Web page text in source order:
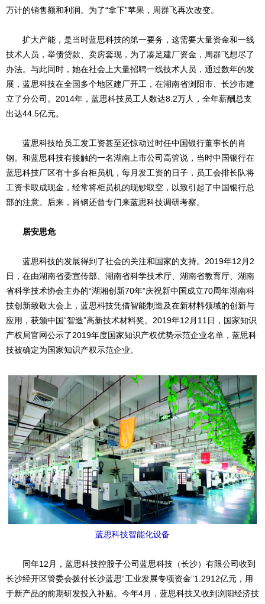
万计的销售额和利润。为了“拿下”苹果，周群飞再次改变。
扩大产能，是当时蓝思科技的第一要务，这需要大量资金和一线
技术人员，举债贷款、卖房套现，为了凑足建厂资金，周群飞想尽了
办法。与此同时，她在社会上大量招聘一线技术人员，通过数年的发
展，蓝思科技在全国多个地区建厂开工，在湖南省浏阳市、长沙市建
立了分公司。2014年，蓝思科技员工人数达8.2万人，全年薪酬总支
出达44.5亿元。
蓝思科技给员工发工资甚至还惊动过时任中国银行董事长的肖
钢。和蓝思科技有接触的一名湖南上市公司高管说，当时中国银行在
蓝思科技厂区有十多台柜员机，每月发工资的日子，员工会排长队将
工资卡取成现金，经常将柜员机的现钞取空，以致引起了中国银行总
部的注意。后来，肖钢还曾专门来蓝思科技调研考察。
居安思危
蓝思科技的发展得到了社会的关注和国家的支持。2019年12月2
日，在由湖南省委宣传部、湖南省科学技术厅、湖南省教育厅、湖南
省科学技术协会主办的“湖湘创新70年”庆祝新中国成立70周年湖南科
技创新致敬大会上，蓝思科技凭借智能制造及在新材料领域的创新与
应用，获颁中国“智造”高新技术材料奖。2019年12月11日，国家知识
产权局官网公示了2019年度国家知识产权优势示范企业名单，蓝思科
技被确定为国家知识产权示范企业。
蓝思科技智能化设备
同年12月，蓝思科技控股子公司蓝思科技（长沙）有限公司收到
长沙经开区管委会拨付长沙蓝思“工业发展专项资金”1.2912亿元，用
于新产品的前期研发投入补贴。今年4月，蓝思科技又收到浏阳经济技